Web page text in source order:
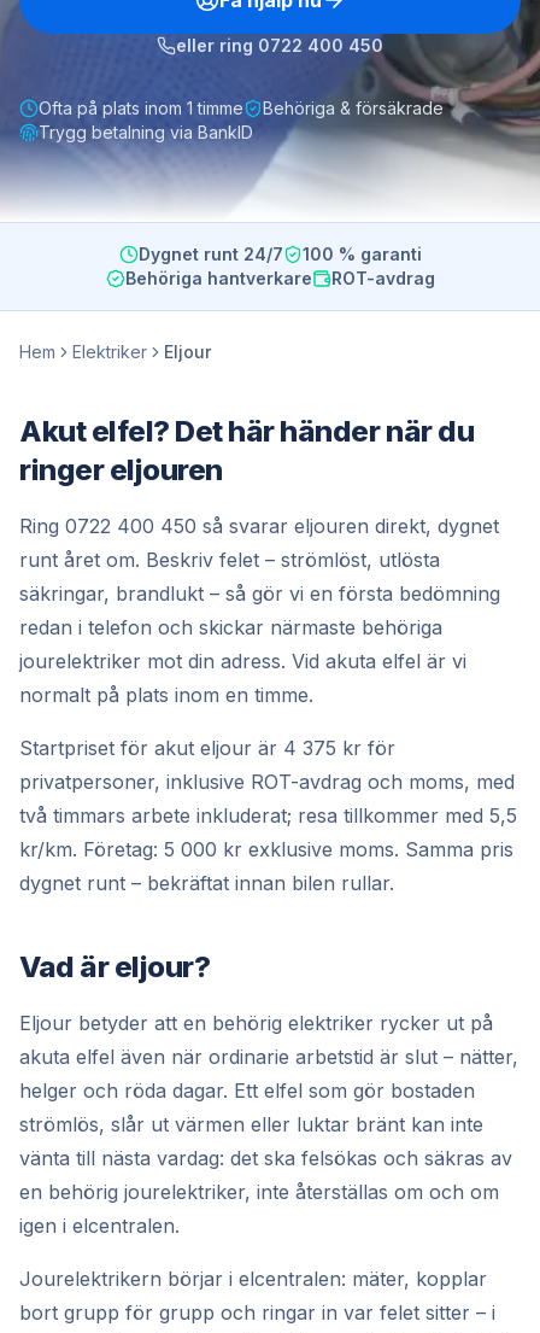
eller ring 0722 400 450
Ofta på plats inom 1 timme
Behöriga & försäkrade
Trygg betalning via BankID
Dygnet runt 24/7
100 % garanti
Behöriga hantverkare
ROT-avdrag
Hem Elektriker Eljour
Akut elfel? Det här händer när du
ringer eljouren
Ring 0722 400 450 så svarar eljouren direkt, dygnet
runt året om. Beskriv felet – strömlöst, utlösta
säkringar, brandlukt – så gör vi en första bedömning
redan i telefon och skickar närmaste behöriga
jourelektriker mot din adress. Vid akuta elfel är vi
normalt på plats inom en timme.
Startpriset för akut eljour är 4 375 kr för
privatpersoner, inklusive ROT-avdrag och moms, med
två timmars arbete inkluderat; resa tillkommer med 5,5
kr/km. Företag: 5 000 kr exklusive moms. Samma pris
dygnet runt – bekräftat innan bilen rullar.
Vad är eljour?
Eljour betyder att en behörig elektriker rycker ut på
akuta elfel även när ordinarie arbetstid är slut – nätter,
helger och röda dagar. Ett elfel som gör bostaden
strömlös, slår ut värmen eller luktar bränt kan inte
vänta till nästa vardag: det ska felsökas och säkras av
en behörig jourelektriker, inte återställas om och om
igen i elcentralen.
Jourelektrikern börjar i elcentralen: mäter, kopplar
bort grupp för grupp och ringar in var felet sitter – i